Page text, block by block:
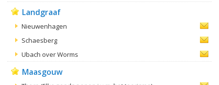
Landgraaf
Nieuwenhagen
Schaesberg
Ubach over Worms
Maasgouw